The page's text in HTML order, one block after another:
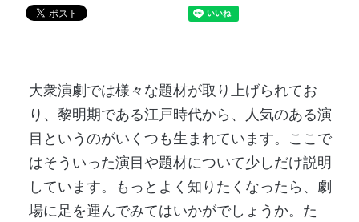
大衆演劇では様々な題材が取り上げられてお
り、黎明期である江戸時代から、人気のある演
目というのがいくつも生まれています。ここで
はそういった演目や題材について少しだけ説明
しています。もっとよく知りたくなったら、劇
場に足を運んでみてはいかがでしょうか。た